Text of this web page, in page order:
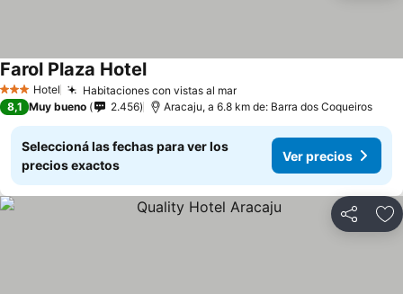
3 Estrellas
Hotel Habitaciones con vistas al mar
Farol Plaza Hotel
8,1 Muy bueno 2.456 Aracaju, a 6.8 km de: Barra dos Coqueiros
Seleccioná las fechas para ver los
precios exactos
Ver precios
Compartir